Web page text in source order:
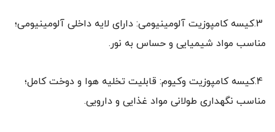
3.کیسه کامپوزیت آلومینیومی: دارای لایه داخلی آلومینیومی؛
مناسب مواد شیمیایی و حساس به نور.
4.کیسه کامپوزیت وکیوم: قابلیت تخلیه هوا و دوخت کامل؛
مناسب نگهداری طولانی مواد غذایی و دارویی.